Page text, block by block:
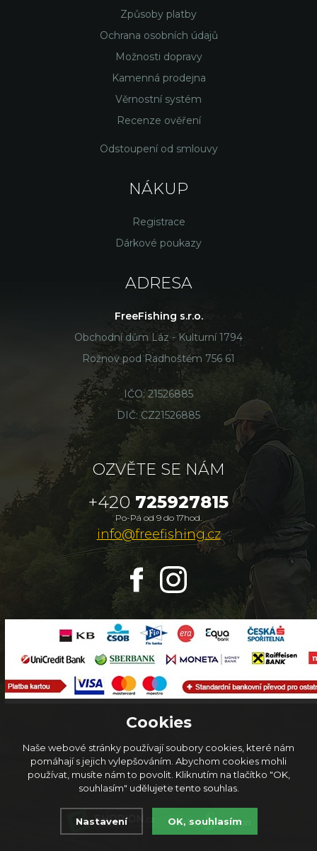
Způsoby platby
Ochrana osobních údajů
Možnosti dopravy
Kamenná prodejna
Věrnostní systém
Recenze ověření
Odstoupení od smlouvy
NÁKUP
Registrace
Dárkové poukazy
ADRESA
FreeFishing s.r.o.
Obchodní dům Láz - Kulturní 1794
Rožnov pod Radhoštěm 756 61
IČO: 21526885
DIČ: CZ21526885
OZVĚTE SE NÁM
+420 725927815
Po-Pá od 9 do 17hod.
info@freefishing.cz
© 2026FreeFishing.cz
Cookies
Naše webové stránky používají soubory cookies, které nám
pomáhají s jejich vylepšováním. Abychom cookies mohli
používat, musíte nám to povolit. Kliknutím na tlačítko "OK,
souhlasím" udělujete tento souhlas.
Nastavení OK, souhlasím